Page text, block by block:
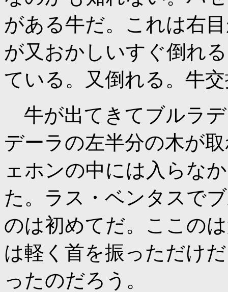
がある牛だ。これは右
が又おかしいすぐ倒れ
ている。又倒れる。牛
牛が出てきてブルラ
デーラの左半分の木が
ェホンの中には入らな
た。ラス・ベンタスで
のは初めてだ。ここの
は軽く首を振っただけ
ったのだろう。